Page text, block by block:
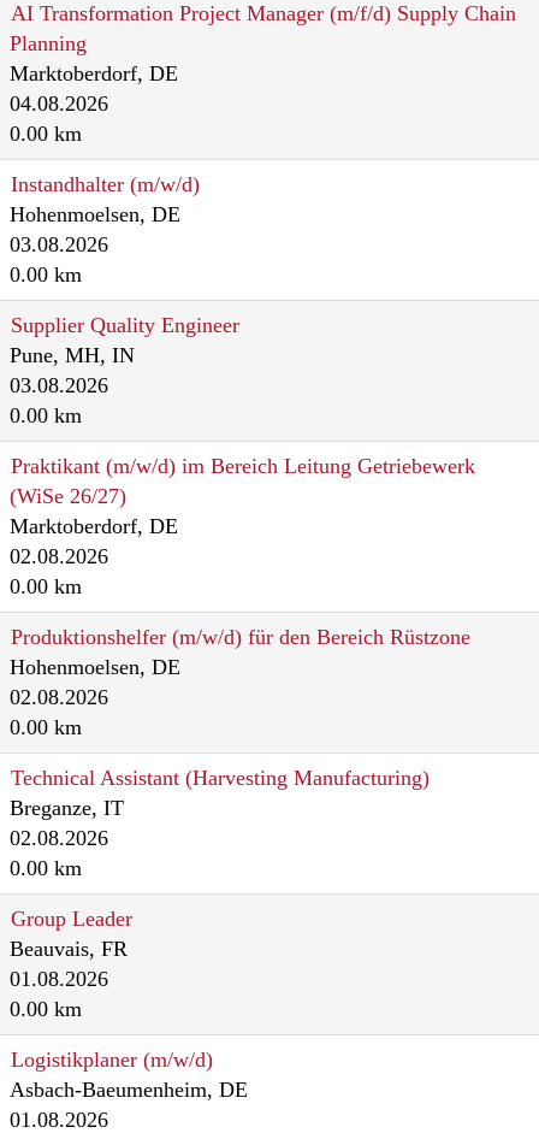
AI Transformation Project Manager (m/f/d) Supply Chain
Planning
Marktoberdorf, DE
04.08.2026
0.00 km
Instandhalter (m/w/d)
Hohenmoelsen, DE
03.08.2026
0.00 km
Supplier Quality Engineer
Pune, MH, IN
03.08.2026
0.00 km
Praktikant (m/w/d) im Bereich Leitung Getriebewerk
(WiSe 26/27)
Marktoberdorf, DE
02.08.2026
0.00 km
Produktionshelfer (m/w/d) für den Bereich Rüstzone
Hohenmoelsen, DE
02.08.2026
0.00 km
Technical Assistant (Harvesting Manufacturing)
Breganze, IT
02.08.2026
0.00 km
Group Leader
Beauvais, FR
01.08.2026
0.00 km
Logistikplaner (m/w/d)
Asbach-Baeumenheim, DE
01.08.2026